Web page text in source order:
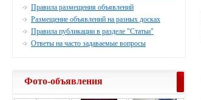
Правила размещения объявлений
Размещение объявлений на разных досках
Правила публикации в разделе "Статьи"
Ответы на часто задаваемые вопросы
Фото-объявления